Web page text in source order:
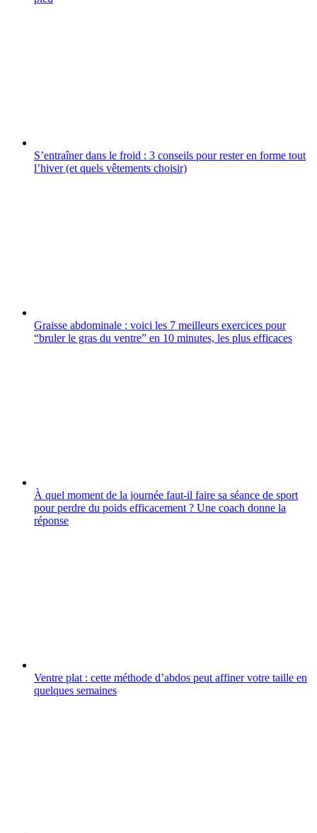
S’entraîner dans le froid : 3 conseils pour rester en forme tout
l’hiver (et quels vêtements choisir)
Graisse abdominale : voici les 7 meilleurs exercices pour
“bruler le gras du ventre” en 10 minutes, les plus efficaces
À quel moment de la journée faut-il faire sa séance de sport
pour perdre du poids efficacement ? Une coach donne la
réponse
Ventre plat : cette méthode d’abdos peut affiner votre taille en
quelques semaines